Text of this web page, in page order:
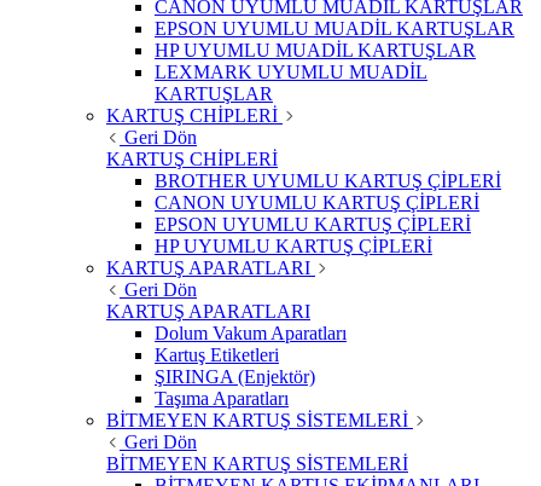
CANON UYUMLU MUADİL KARTUŞLAR
EPSON UYUMLU MUADİL KARTUŞLAR
HP UYUMLU MUADİL KARTUŞLAR
LEXMARK UYUMLU MUADİL
KARTUŞLAR
KARTUŞ CHİPLERİ
Geri Dön
KARTUŞ CHİPLERİ
BROTHER UYUMLU KARTUŞ ÇİPLERİ
CANON UYUMLU KARTUŞ ÇİPLERİ
EPSON UYUMLU KARTUŞ ÇİPLERİ
HP UYUMLU KARTUŞ ÇİPLERİ
KARTUŞ APARATLARI
Geri Dön
KARTUŞ APARATLARI
Dolum Vakum Aparatları
Kartuş Etiketleri
ŞIRINGA (Enjektör)
Taşıma Aparatları
BİTMEYEN KARTUŞ SİSTEMLERİ
Geri Dön
BİTMEYEN KARTUŞ SİSTEMLERİ